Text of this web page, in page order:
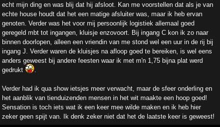
echt mijn ding en was blij dat hij afsloot. Kan me voorstellen dat als je van
echte house houdt dat het een matige afsluiter was, maar ik heb ervan
genoten. Verder was het voor mij persoonlijk logistiek allemaal goed
geregeld mbt tot ingangen, kluisje enzovoort. Bij ingang C kon ik zo naar
binnen doorlopen, alleen een vriendin van me stond wel een uur in de rij bij
ingang J. Verder waren de kluisjes na afloop goed te bereiken, is wel eens
anders geweest bij andere feesten waar ik met m'n 1,75 bijna plat werd
gedrukt
.
Verder had ik qua show ietsjes meer verwacht, maar de sfeer onderling en
het aanblik van tienduizenden mensen in het wit maakte een hoop goed!
Sensation is toch iets wat ik een keer mee wilde maken en ik heb hier
zeker geen spijt van. Ik denk zeker niet dat het de laatste keer is geweest!